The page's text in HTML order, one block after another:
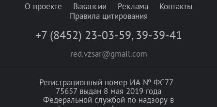
О проекте Вакансии Реклама
Контакты
Правила цитирования
+7 (8452) 23-03-59, 39-39-41
red.vzsar@gmail.com
Регистрационный номер ИА № ФС77–
75657 выдан 8 мая 2019 года
Федеральной службой по надзору в